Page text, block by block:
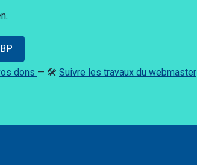
dons — 🛠️ Suivre les travaux du webmaster